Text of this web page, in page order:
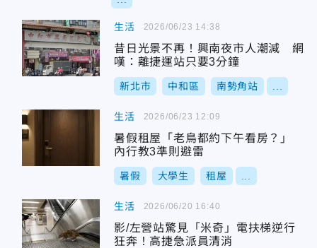
生活
昔日光景不再！興南夜市人潮減 網
嘆：離捷運站只要3分鐘
新北市 中和區 南勢角站
2026/06/23 14:38
生活
暑假租屋「老鳥都約下午看房？」
內行教3準則避雷
暑假 大學生 租屋
2026/06/23 12:09
生活
影/左營站驚見「米奇」電扶梯逆行
狂奔！高捷急派員清消
2026/06/20 16:40